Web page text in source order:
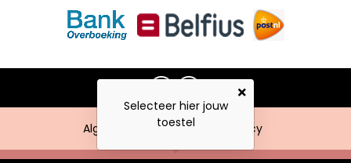
Algemene voorwaarden Privacy
Selecteer hier jouw
toestel